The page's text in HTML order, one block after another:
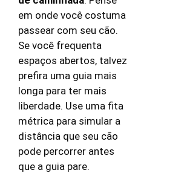
em onde você costuma
passear com seu cão.
Se você frequenta
espaços abertos, talvez
prefira uma guia mais
longa para ter mais
liberdade. Use uma fita
métrica para simular a
distância que seu cão
pode percorrer antes
que a guia pare.